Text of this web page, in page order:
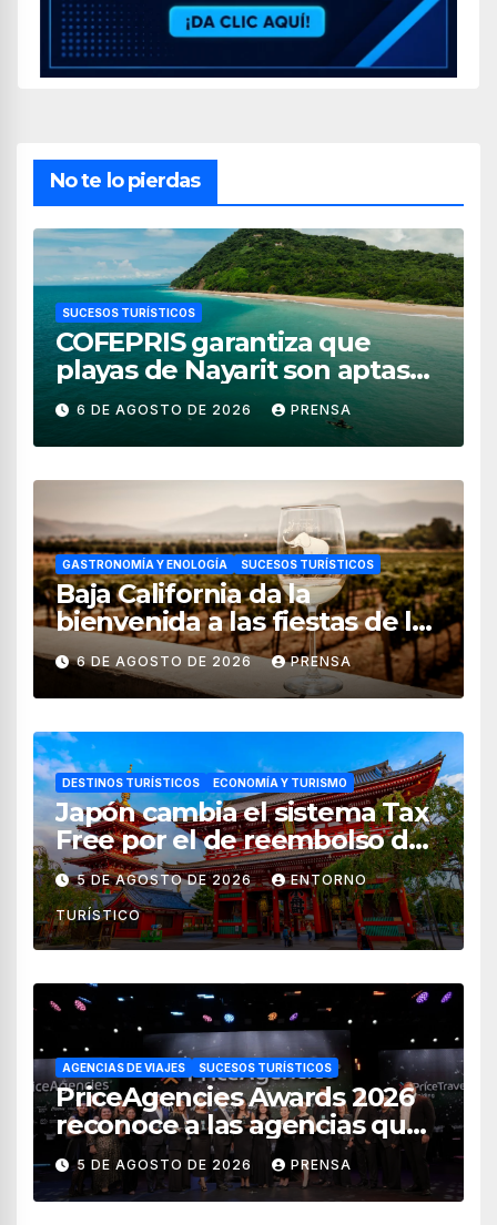
No te lo pierdas
SUCESOS TURÍSTICOS
COFEPRIS garantiza que
playas de Nayarit son aptas
para uso recreativo
6 DE AGOSTO DE 2026 PRENSA
GASTRONOMÍA Y ENOLOGÍA SUCESOS TURÍSTICOS
Baja California da la
bienvenida a las fiestas de la
vendimia 2026
6 DE AGOSTO DE 2026 PRENSA
DESTINOS TURÍSTICOS ECONOMÍA Y TURISMO
Japón cambia el sistema Tax
Free por el de reembolso de
impuestos desde noviembre
de 2026
5 DE AGOSTO DE 2026 ENTORNO
TURÍSTICO
AGENCIAS DE VIAJES SUCESOS TURÍSTICOS
PriceAgencies Awards 2026
reconoce a las agencias que
impulsan el crecimiento del
turismo en México
5 DE AGOSTO DE 2026 PRENSA